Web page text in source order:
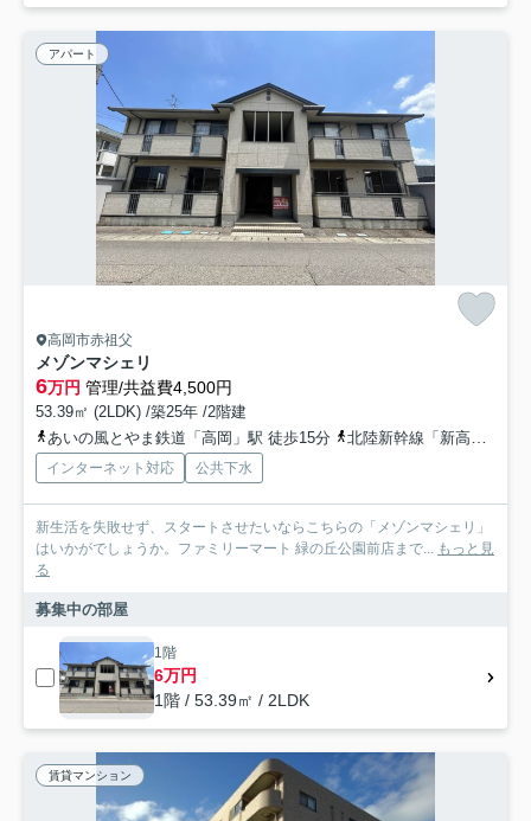
アパート
高岡市赤祖父
メゾンマシェリ
6万円 管理/共益費4,500円
53.39㎡ (2LDK) /築25年 /2階建
あいの風とやま鉄道「高岡」駅 徒歩15分
北陸新幹線「新高岡」駅 徒歩19分
インターネット対応 公共下水
新生活を失敗せず、スタートさせたいならこちらの「メゾンマシェリ」
はいかがでしょうか。ファミリーマート 緑の丘公園前店まで... もっと見
る
募集中の部屋
1階
6万円
1階 / 53.39㎡ / 2LDK
賃貸マンション